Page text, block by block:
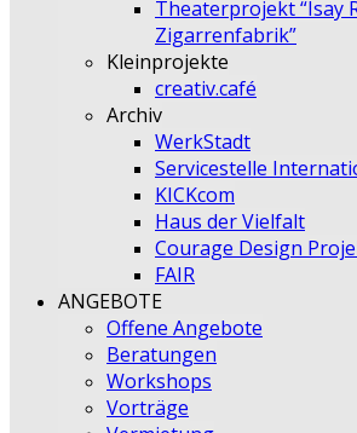
Theaterprojekt “Isay
Zigarrenfabrik”
Kleinprojekte
creativ.café
Archiv
WerkStadt
Servicestelle
KICKcom
Haus der Vielfalt
Courage Design
FAIR
ANGEBOTE
Offene Angebote
Beratungen
Workshops
Vorträge